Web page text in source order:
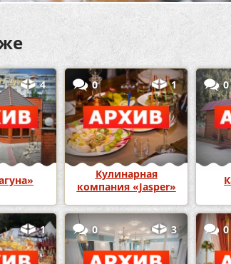
4 0 1
Кулинарная
компания «Jasper»
0
1 0 3 0